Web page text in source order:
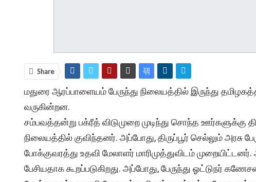
Share
மதுரை ஆரப்பாளையம் பேருந்து நிலையத்தில் இருந்து
வருகின்றன.
சம்பவத்தன்று பக்ரீத் விடுமுறை முடிந்து சொந்த ஊர்களுக்கு
நிலையத்தில் குவிந்தனர். அப்போது, திருப்பூர் செல்லும் அரசு
போக்குவரத்து உதவி மேலாளர் மாரிமுத்துவிடம்
பேசியதாக கூறப்படுகிறது. அப்போது, பேருந்து ஓட்டுநர்